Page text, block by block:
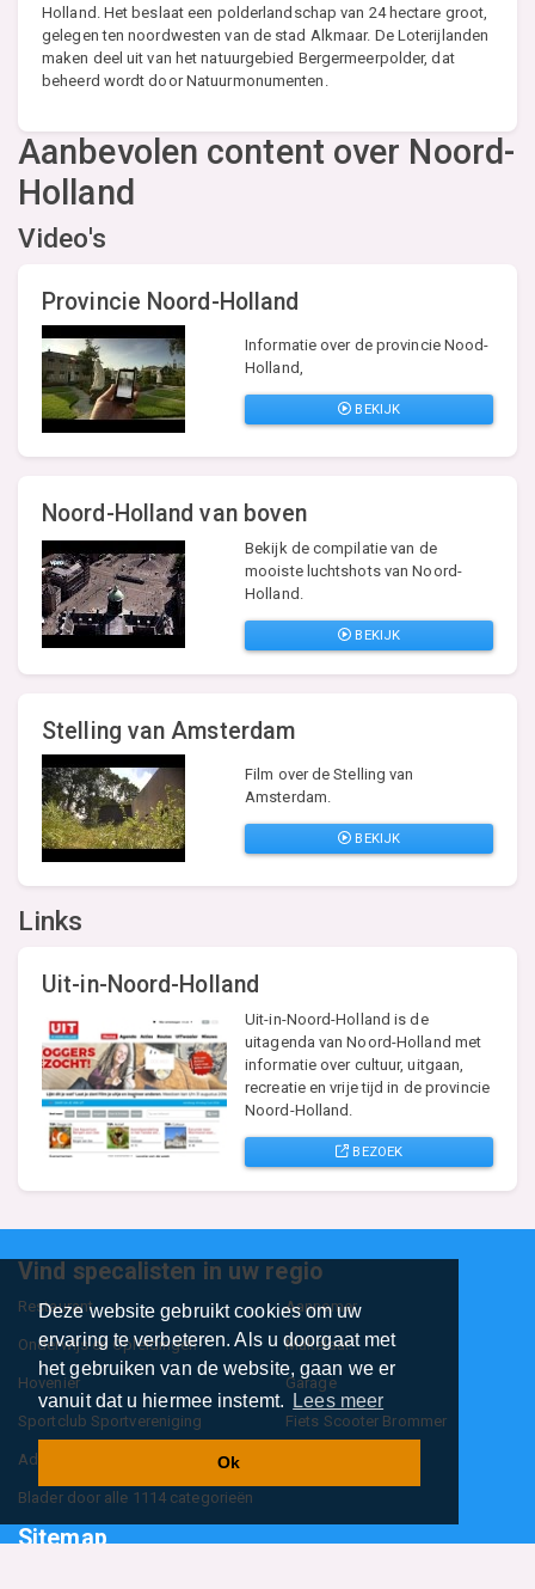
Deze website gebruikt cookies om uw
ervaring te verbeteren. Als u doorgaat met
het gebruiken van de website, gaan we er
vanuit dat u hiermee instemt.
Lees meer
Ok
Holland. Het beslaat een polderlandschap van 24 hectare groot,
gelegen ten noordwesten van de stad Alkmaar. De Loterijlanden
maken deel uit van het natuurgebied Bergermeerpolder, dat
beheerd wordt door Natuurmonumenten.
Aanbevolen content over Noord-
Holland
Video's
Provincie Noord-Holland
Informatie over de provincie Nood-
Holland,
BEKIJK
Noord-Holland van boven
Bekijk de compilatie van de
mooiste luchtshots van Noord-
Holland.
BEKIJK
Stelling van Amsterdam
Film over de Stelling van
Amsterdam.
BEKIJK
Links
Uit-in-Noord-Holland
Uit-in-Noord-Holland is de
uitagenda van Noord-Holland met
informatie over cultuur, uitgaan,
recreatie en vrije tijd in de provincie
Noord-Holland.
BEZOEK
Vind specalisten in uw regio
Restaurant Aannemer
Onderwijs en Opleidingen Makelaar
Hovenier Garage
Sportclub Sportvereniging Fiets Scooter Brommer
Administratiekantoor
Blader door alle 1114 categorieën
Sitemap